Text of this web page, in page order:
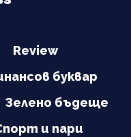
Review
буквар
Зелено бъдеще
и пари